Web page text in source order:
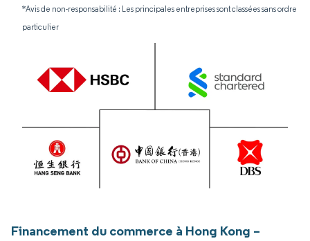
*Avis de non-responsabilité : Les principales entreprises sont classées sans ordre
particulier
Financement du commerce à Hong Kong –